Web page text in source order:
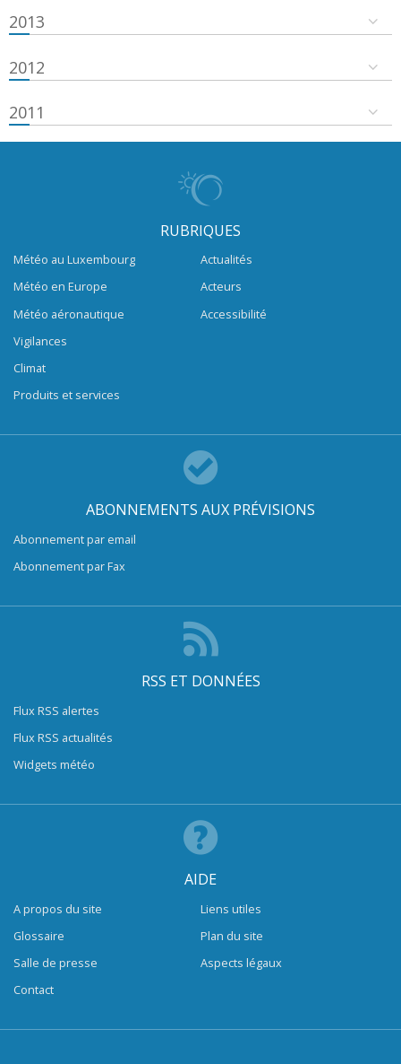
2013
2012
2011
RUBRIQUES
Météo au Luxembourg
Météo en Europe
Météo aéronautique
Vigilances
Climat
Produits et services
Actualités
Acteurs
Accessibilité
ABONNEMENTS AUX PRÉVISIONS
Abonnement par email
Abonnement par Fax
RSS ET DONNÉES
Flux RSS alertes
Flux RSS actualités
Widgets météo
AIDE
A propos du site
Glossaire
Salle de presse
Contact
Liens utiles
Plan du site
Aspects légaux